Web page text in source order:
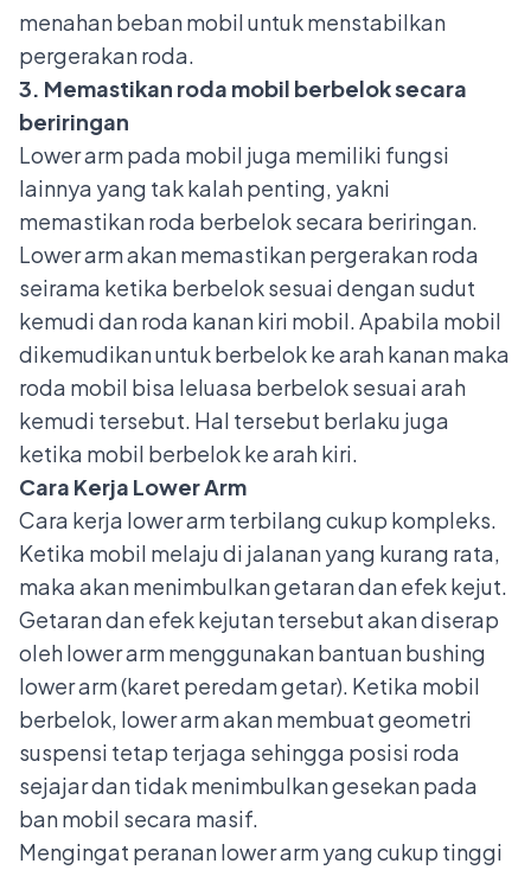
menahan beban mobil untuk menstabilkan
pergerakan roda.
3. Memastikan roda mobil berbelok secara
beriringan
Lower arm pada mobil juga memiliki fungsi
lainnya yang tak kalah penting, yakni
memastikan roda berbelok secara beriringan.
Lower arm akan memastikan pergerakan roda
seirama ketika berbelok sesuai dengan sudut
kemudi dan roda kanan kiri mobil. Apabila mobil
dikemudikan untuk berbelok ke arah kanan maka
roda mobil bisa leluasa berbelok sesuai arah
kemudi tersebut. Hal tersebut berlaku juga
ketika mobil berbelok ke arah kiri.
Cara Kerja Lower Arm
Cara kerja lower arm terbilang cukup kompleks.
Ketika mobil melaju di jalanan yang kurang rata,
maka akan menimbulkan getaran dan efek kejut.
Getaran dan efek kejutan tersebut akan diserap
oleh lower arm menggunakan bantuan bushing
lower arm (karet peredam getar). Ketika mobil
berbelok, lower arm akan membuat geometri
suspensi tetap terjaga sehingga posisi roda
sejajar dan tidak menimbulkan gesekan pada
ban mobil secara masif.
Mengingat peranan lower arm yang cukup tinggi